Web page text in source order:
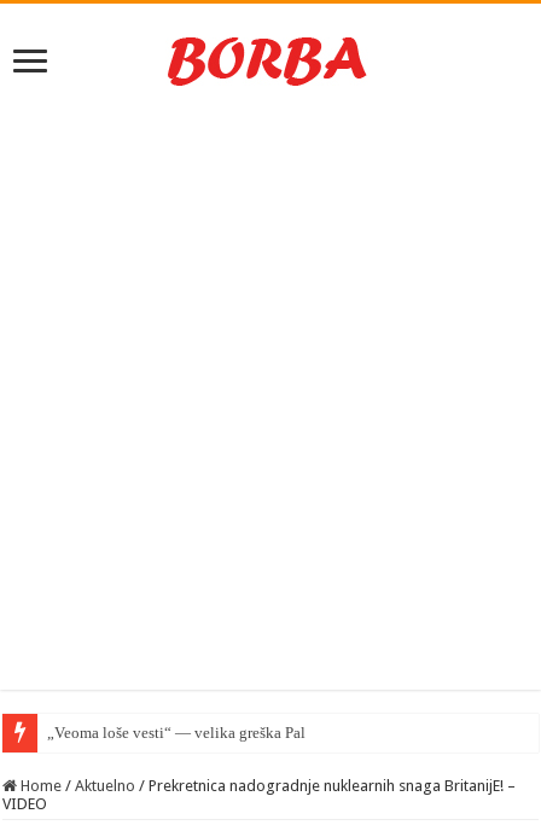
„Veoma loše vesti“ — velika greška Palantira u Rusiji
Home / Aktuelno / Prekretnica nadogradnje nuklearnih snaga BritanijE! –
VIDEO